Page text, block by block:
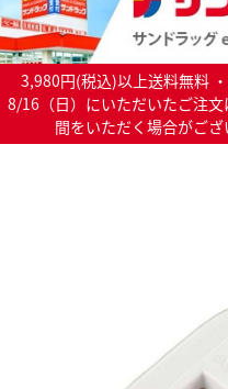
3,980円(税込)以上送料無料
8/16（日）にいただいたご注
間をいただく場合がござ